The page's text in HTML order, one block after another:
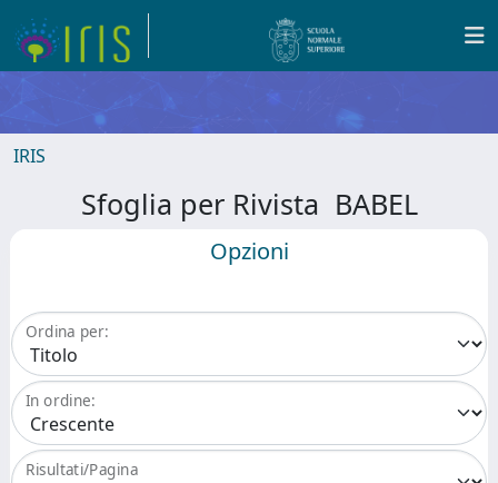
IRIS
Sfoglia per Rivista BABEL
Opzioni
Ordina per:
In ordine:
Risultati/Pagina